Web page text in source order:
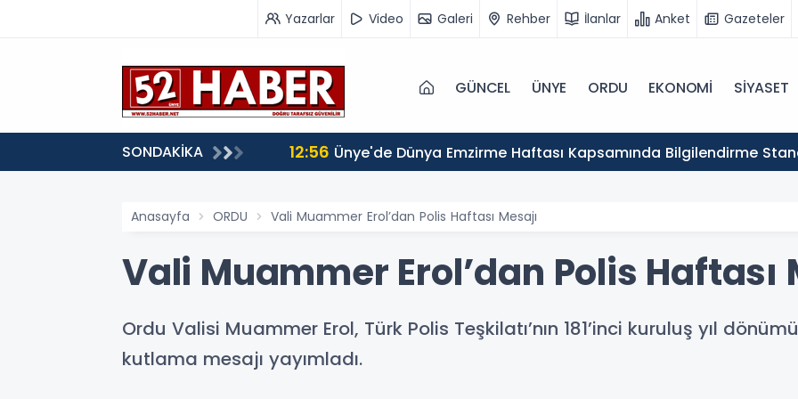
Yazarlar Video Galeri Rehber İlanlar Anket Gazeteler
GÜNCEL ÜNYE ORDU EKONOMİ SİYASET
SONDAKİKA 12:56 Ünye'de Dünya Emzirme Haftası Kapsamında Bilgilendirme
Anasayfa ORDU Vali Muammer Erol’dan Polis Haftası Mesajı
Vali Muammer Erol’dan Polis Haftası
Ordu Valisi Muammer Erol, Türk Polis Teşkilatı’nın 181’inci kuruluş yıl
kutlama mesajı yayımladı.